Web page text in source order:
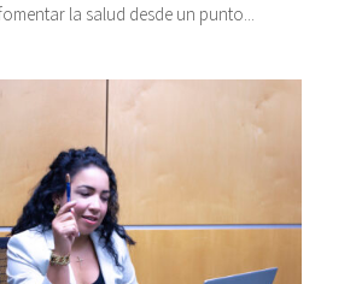
la salud desde un punto...